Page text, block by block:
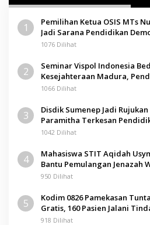
1
Pemilihan Ketua OSIS MTs
Jadi Sarana Pendidikan
1076 Dilihat
2
Seminar Vispol Indonesia
Kesejahteraan Madura,
Kunci
1066 Dilihat
3
Disdik Sumenep Jadi
Paramitha Terkesan
1042 Dilihat
4
Mahasiswa STIT Aqidah
Bantu Pemulangan Jenazah
950 Dilihat
5
Kodim 0826 Pamekasan
Gratis, 160 Pasien Jalani
918 Dilihat